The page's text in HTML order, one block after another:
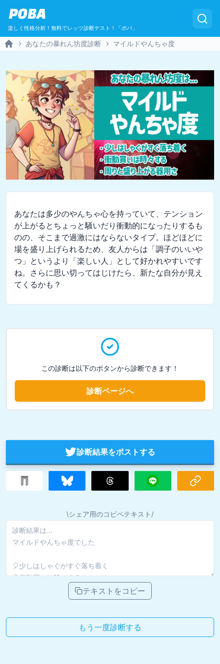
POBA
楽しく性格分析！無料でレッツ診断テスト！「ポバ」
あなたの暴れん坊度診断 マイルドやんちゃ度
あなたは多少のやんちゃ心を持っていて、テンション
が上がるとちょっと騒いだり衝動的になったりするも
のの、そこまで過激にはならないタイプ。ほどほどに
場を盛り上げられるため、友人からは「調子のいいや
つ」というより「楽しい人」として好かれやすいです
ね。さらに思い切ってはじけたら、新たな自分が見え
てくるかも？
この診断は以下のボタンから診断できます！
診断ページへ
診断結果をポストする
\シェア用のコピペテキスト/
テキストをコピー
もう一度診断する